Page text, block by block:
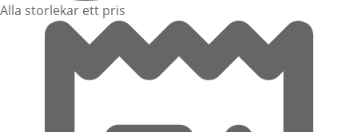
Alla storlekar ett pris